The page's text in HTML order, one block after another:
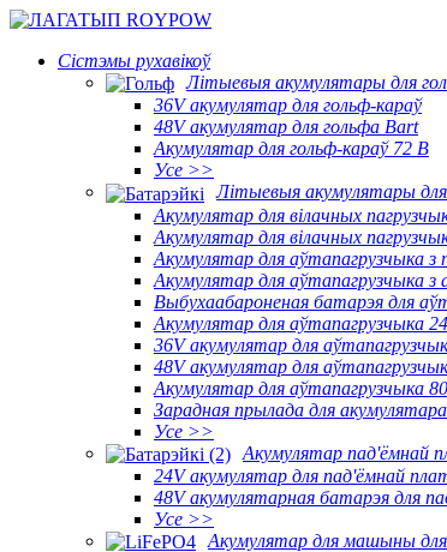
Сістэмы рухавікоў
Літыевыя акумулятары для
36V акумулятар для гольф-караў
48V акумулятар для гольфа Bart
Акумулятар для гольф-караў 72 В
Усе >>
Літыевыя акумулятары
Акумулятар для вілачных
Акумулятар для вілачных
Акумулятар для аўтапагрузчыка
Акумулятар для аўтапагрузчыка
Выбухаабароненая батарэя для
Акумулятар для аўтапагрузчыка
36V акумулятар для
48V акумулятар для
Акумулятар для аўтапагрузчыка
Зарадная прылада для
Усе >>
Акумулятар пад'ёмнай
24V акумулятар для пад'ёмнай
48V акумулятарная батарэя для
Усе >>
Акумулятар для машыны для